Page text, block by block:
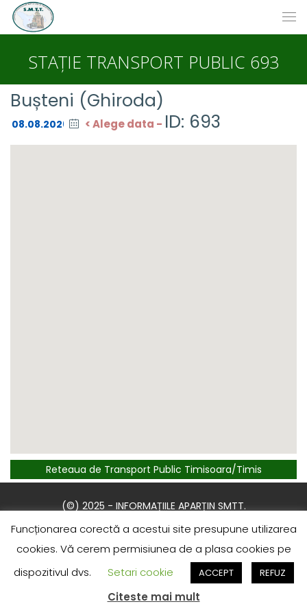
STAȚIE TRANSPORT PUBLIC 693
Bușteni (Ghiroda)
< Alege data - ID: 693
Reteaua de Transport Public Timisoara/Timis
(©) 2025 - INFORMAȚIILE APARȚIN SMTT.
RECENT COMMENTS
Funcționarea corectă a acestui site presupune utilizarea
cookies. Vă cerem permisiunea de a plasa cookies pe
dispozitivul dvs.
Setari cookie ACCEPT REFUZ
Citeste mai mult